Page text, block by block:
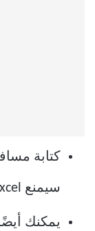
كتابة
سيمنع Excel من تحويلها إلى تواريخ.